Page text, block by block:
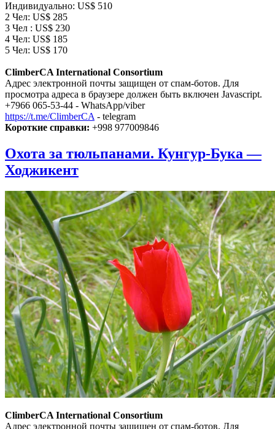
Индивидуально: US$ 510
2 Чел: US$ 285
3 Чел : US$ 230
4 Чел: US$ 185
5 Чел: US$ 170
ClimberCA International Consortium
Адрес электронной почты защищен от спам-ботов. Для
просмотра адреса в браузере должен быть включен Javascript.
+7966 065-53-44 - WhatsApp/viber
https://t.me/ClimberCA - telegram
Короткие справки: +998 977009846
Охота за тюльпанами. Кунгур-Бука —
Ходжикент
ClimberCA International Consortium
Адрес электронной почты защищен от спам-ботов. Для